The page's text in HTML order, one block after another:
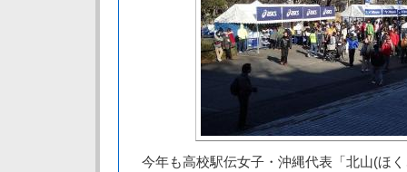
今年も高校駅伝女子・沖縄代表「北山(ほ